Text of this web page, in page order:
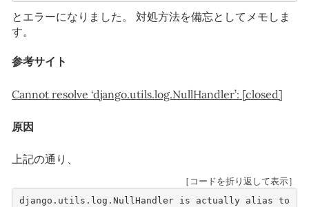
とエラーになりました。 対処方法を備忘としてメモしま
す。
参考サイト
Cannot resolve ‘django.utils.log.NullHandler’: [closed]
原因
上記の通り、
［コードを折り返して表示］
django.utils.log.NullHandler is actually alias to